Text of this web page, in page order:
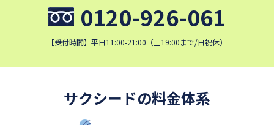
埼玉栄中学校
城北埼玉中学校
昭和学院中学校
東京女学館中学校
0120-926-061
【受付時間】平日11:00-21:00（土19:00まで/日祝休）
サクシードの料金体系